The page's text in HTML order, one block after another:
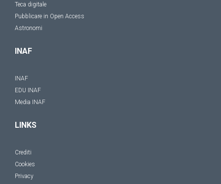
Teca digitale
Pubblicare in Open Access
Astronomi
INAF
INAF
EDU INAF
Media INAF
LINKS
Crediti
Cookies
Privacy